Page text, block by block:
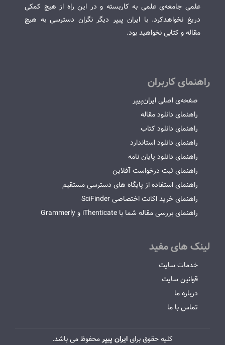
علمی جامعه‌ی علمی به کاربسته و در این راه از هیچ کمکی
دریغ نخواهدکرد. با ایران پیپر دیگر نگران دسترسی به هیچ
مقاله و کتابی نخواهید بود.
راهنمای کاربران
صفحه‌ی اصلی ایران‌پیپر
راهنمای دانلود مقاله
راهنمای دانلود کتاب
راهنمای دانلود استاندارد
راهنمای دانلود پایان نامه
راهنمای ثبت درخواست آفلاین
راهنمای استفاده از پایگاه های دسترسی مستقیم
راهنمای خرید اکانت اختصاصی SciFinder
راهنمای بررسی مقاله شما با iThenticate و Grammerly
لینک های مفید
خدمات سایت
قوانین سایت
درباره ما
تماس با ما
کلیه حقوق برایایران پیپرمحفوظ می باشد.